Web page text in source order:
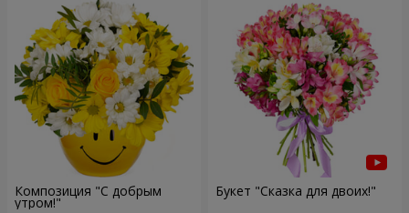
Композиция "С добрым
утром!"
Букет "Сказка для двоих!"